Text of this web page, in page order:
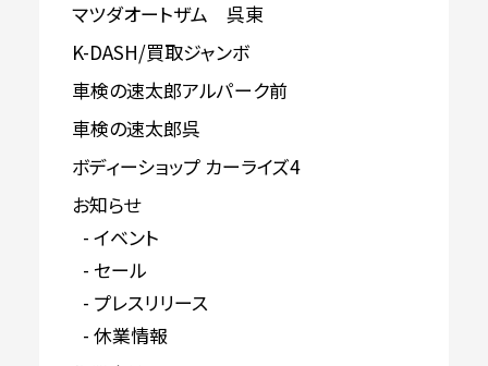
マツダオートザム 呉東
K-DASH/買取ジャンボ
車検の速太郎アルパーク前
車検の速太郎呉
ボディーショップ カーライズ4
お知らせ
イベント
セール
プレスリリース
休業情報